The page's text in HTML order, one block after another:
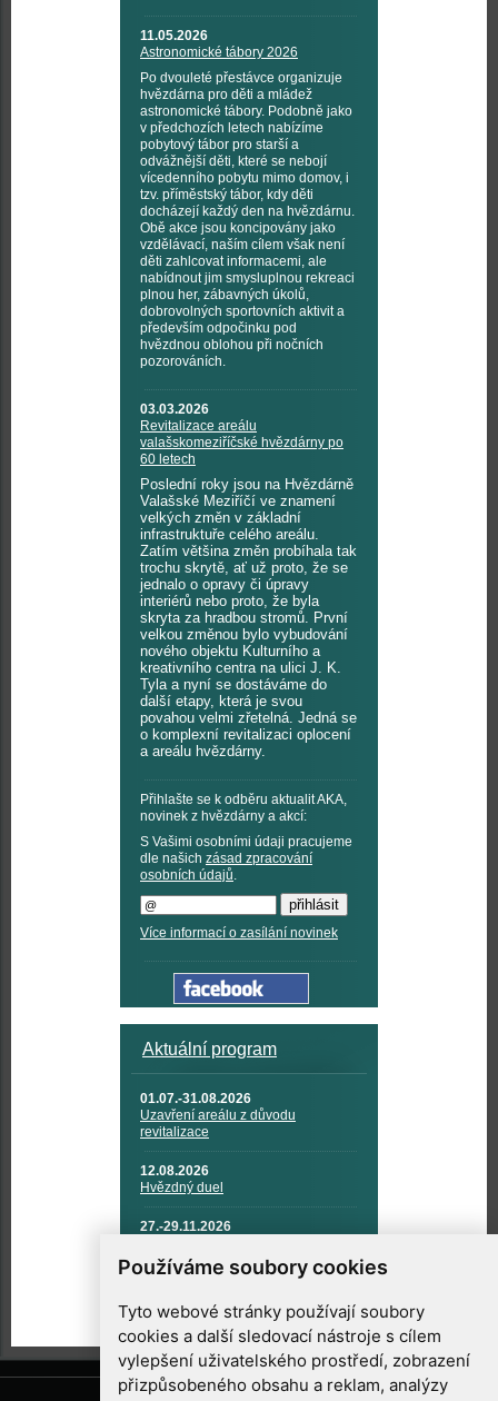
Používáme soubory cookies
Tyto webové stránky používají soubory
cookies a další sledovací nástroje s cílem
vylepšení uživatelského prostředí, zobrazení
přizpůsobeného obsahu a reklam, analýzy
11.05.2026
Astronomické tábory 2026
Po dvouleté přestávce organizuje
hvězdárna pro děti a mládež
astronomické tábory. Podobně jako
v předchozích letech nabízíme
pobytový tábor pro starší a
odvážnější děti, které se nebojí
vícedenního pobytu mimo domov, i
tzv. příměstský tábor, kdy děti
docházejí každý den na hvězdárnu.
Obě akce jsou koncipovány jako
vzdělávací, naším cílem však není
děti zahlcovat informacemi, ale
nabídnout jim smysluplnou rekreaci
plnou her, zábavných úkolů,
dobrovolných sportovních aktivit a
především odpočinku pod
hvězdnou oblohou při nočních
pozorováních.
03.03.2026
Revitalizace areálu
valašskomeziříčské hvězdárny po
60 letech
Poslední roky jsou na Hvězdárně
Valašské Meziříčí ve znamení
velkých změn v základní
infrastruktuře celého areálu.
Zatím většina změn probíhala tak
trochu skrytě, ať už proto, že se
jednalo o opravy či úpravy
interiérů nebo proto, že byla
skryta za hradbou stromů. První
velkou změnou bylo vybudování
nového objektu Kulturního a
kreativního centra na ulici J. K.
Tyla a nyní se dostáváme do
další etapy, která je svou
povahou velmi zřetelná. Jedná se
o komplexní revitalizaci oplocení
a areálu hvězdárny.
Přihlašte se k odběru aktualit AKA,
novinek z hvězdárny a akcí:
S Vašimi osobními údaji pracujeme
dle našich zásad zpracování
osobních údajů.
Více informací o zasílání novinek
Aktuální program
01.07.-31.08.2026
Uzavření areálu z důvodu
revitalizace
12.08.2026
Hvězdný duel
27.-29.11.2026
TECHNIKA A KOSMICKÉ
TECHNOLOGIE